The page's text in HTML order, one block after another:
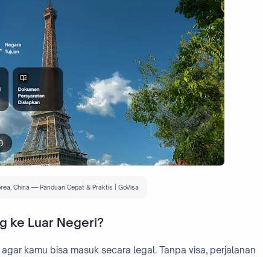
China — Panduan Cepat & Praktis | GoVisa
ke Luar Negeri?
kamu bisa masuk secara legal. Tanpa visa, perjalanan